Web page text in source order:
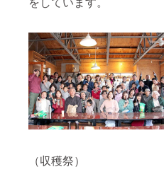
（収穫祭）